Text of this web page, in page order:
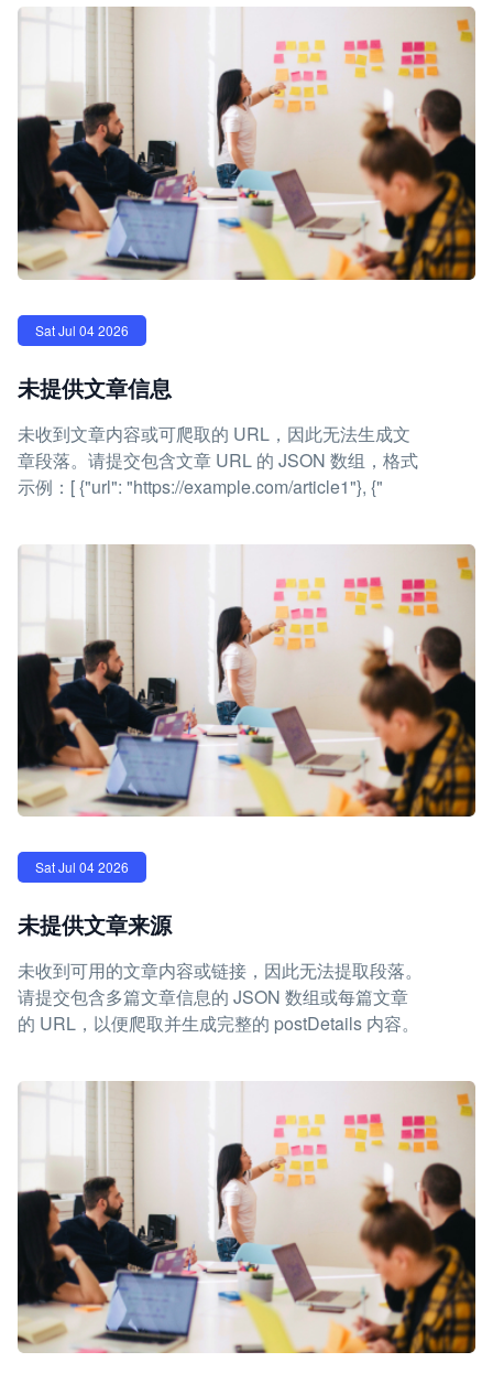
Sat Jul 04 2026
未提供文章信息
未收到文章内容或可爬取的 URL，因此无法生成文
章段落。请提交包含文章 URL 的 JSON 数组，格式
示例：[ {"url": "https://example.com/article1"}, {"
Sat Jul 04 2026
未提供文章来源
未收到可用的文章内容或链接，因此无法提取段落。
请提交包含多篇文章信息的 JSON 数组或每篇文章
的 URL，以便爬取并生成完整的 postDetails 内容。